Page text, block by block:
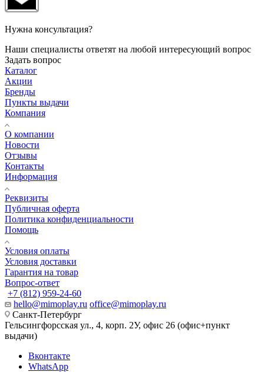
Нужна консультация?
Наши специалисты ответят на любой интересующий вопрос
Задать вопрос
Каталог
Акции
Бренды
Пункты выдачи
Компания
О компании
Новости
Отзывы
Контакты
Информация
Реквизиты
Публичная оферта
Политика конфиденциальности
Помощь
Условия оплаты
Условия доставки
Гарантия на товар
Вопрос-ответ
+7 (812) 959-24-60
hello@mimoplay.ru office@mimoplay.ru
Санкт-Петербург
Гельсингфорсская ул., 4, корп. 2У, офис 26 (офис+пункт
выдачи)
Вконтакте
WhatsApp